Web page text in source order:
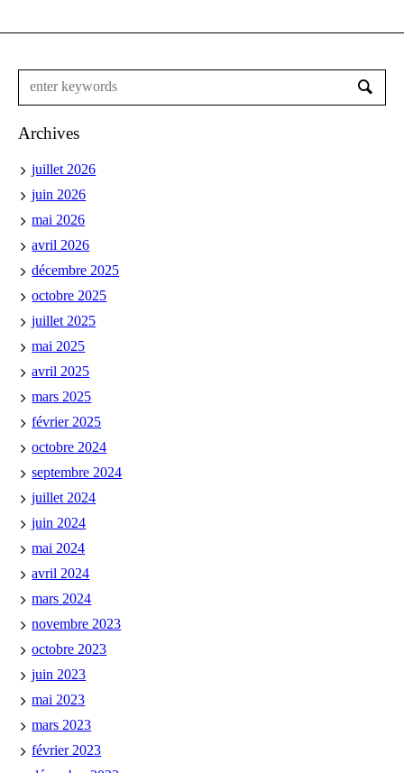
Archives
juillet 2026
juin 2026
mai 2026
avril 2026
décembre 2025
octobre 2025
juillet 2025
mai 2025
avril 2025
mars 2025
février 2025
octobre 2024
septembre 2024
juillet 2024
juin 2024
mai 2024
avril 2024
mars 2024
novembre 2023
octobre 2023
juin 2023
mai 2023
mars 2023
février 2023